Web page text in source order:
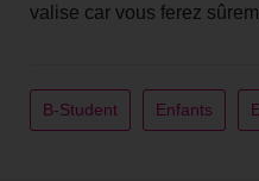
valise car vous ferez
B-Student Enfants